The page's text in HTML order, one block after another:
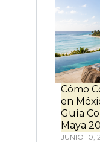
Cómo
en
Guía
Maya
JUNIO 10,